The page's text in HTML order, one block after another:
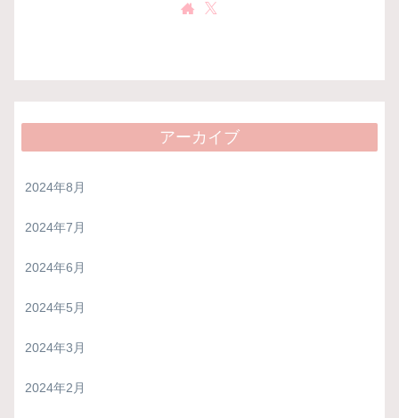
アーカイブ
2024年8月
2024年7月
2024年6月
2024年5月
2024年3月
2024年2月